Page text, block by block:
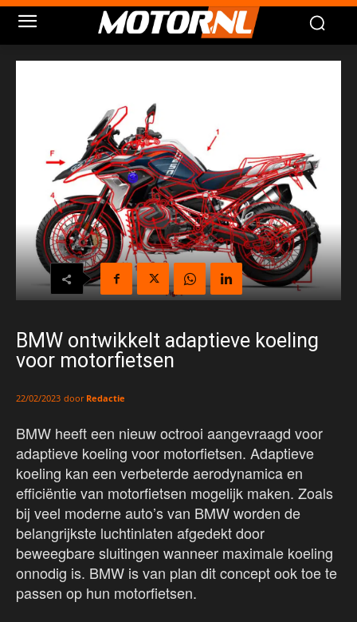
BMW ontwikkelt adaptieve koeling
voor motorfietsen
22/02/2023 door Redactie
BMW heeft een nieuw octrooi aangevraagd voor
adaptieve koeling voor motorfietsen. Adaptieve
koeling kan een verbeterde aerodynamica en
efficiëntie van motorfietsen mogelijk maken. Zoals
bij veel moderne auto’s van BMW worden de
belangrijkste luchtinlaten afgedekt door
beweegbare sluitingen wanneer maximale koeling
onnodig is. BMW is van plan dit concept ook toe te
passen op hun motorfietsen.